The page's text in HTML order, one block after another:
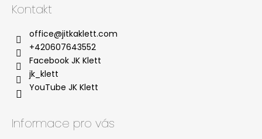
Kontakt
office@jitkaklett.com
+420607643552
Facebook JK Klett
jk_klett
YouTube JK Klett
Informace pro vás